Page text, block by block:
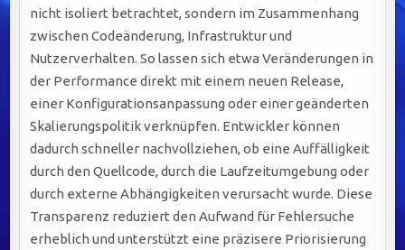
nicht isoliert betrachtet, sondern im Zusammenhang
zwischen Codeänderung, Infrastruktur und
Nutzerverhalten. So lassen sich etwa Veränderungen in
der Performance direkt mit einem neuen Release,
einer Konfigurationsanpassung oder einer geänderten
Skalierungspolitik verknüpfen. Entwickler können
dadurch schneller nachvollziehen, ob eine Auffälligkeit
durch den Quellcode, durch die Laufzeitumgebung oder
durch externe Abhängigkeiten verursacht wurde. Diese
Transparenz reduziert den Aufwand für Fehlersuche
erheblich und unterstützt eine präzisere Priorisierung